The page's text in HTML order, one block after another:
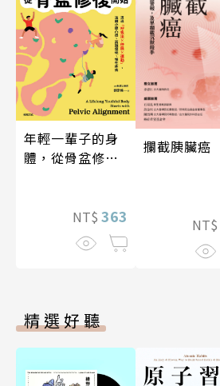
年輕一輩子的身
體，從骨盆修復
動」，遠離小腹
凸出、肩頸僵
硬、慢性疼痛
NT$ 363
攔截胰臟癌
NT$
精選好聽